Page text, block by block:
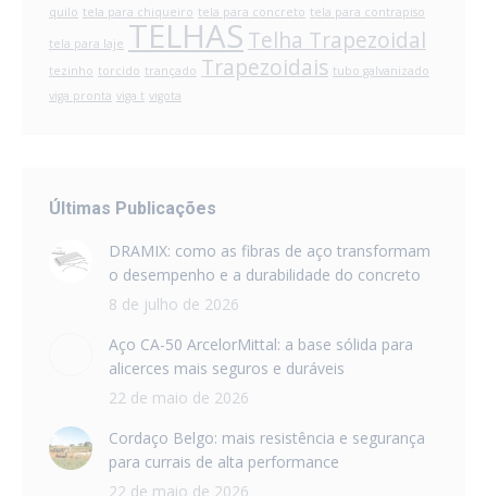
quilo tela para chiqueiro tela para concreto tela para contrapiso
tela para laje TELHAS Telha Trapezoidal
tezinho torcido trançado Trapezoidais tubo galvanizado
viga pronta viga t vigota
Últimas Publicações
DRAMIX: como as fibras de aço transformam
o desempenho e a durabilidade do concreto
8 de julho de 2026
Aço CA-50 ArcelorMittal: a base sólida para
alicerces mais seguros e duráveis
22 de maio de 2026
Cordaço Belgo: mais resistência e segurança
para currais de alta performance
22 de maio de 2026